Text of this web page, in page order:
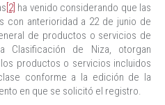
[2] ha venido considerando que las
con anterioridad a 22 de junio de
de productos o servicios de
Clasificación de Niza, otorgan
productos o servicios incluidos
conforme a la edición de la
en que se solicitó el registro.